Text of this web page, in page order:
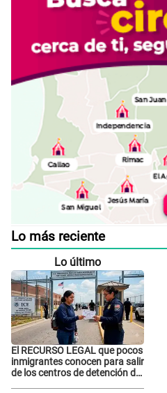
Lo más reciente
Lo último
El RECURSO LEGAL que pocos
inmigrantes conocen para salir
de los centros de detención del